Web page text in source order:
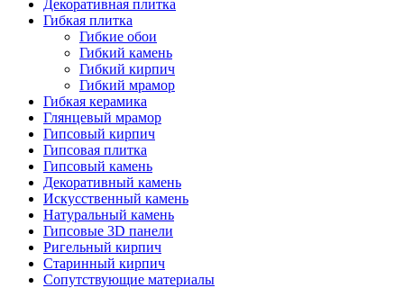
Декоративная плитка
Гибкая плитка
Гибкие обои
Гибкий камень
Гибкий кирпич
Гибкий мрамор
Гибкая керамика
Глянцевый мрамор
Гипсовый кирпич
Гипсовая плитка
Гипсовый камень
Декоративный камень
Искусственный камень
Натуральный камень
Гипсовые 3D панели
Ригельный кирпич
Старинный кирпич
Сопутствующие материалы